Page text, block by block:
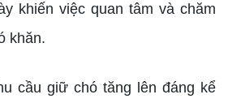
khiến việc quan tâm và chăm
khăn.
cầu giữ chó tăng lên đáng kể